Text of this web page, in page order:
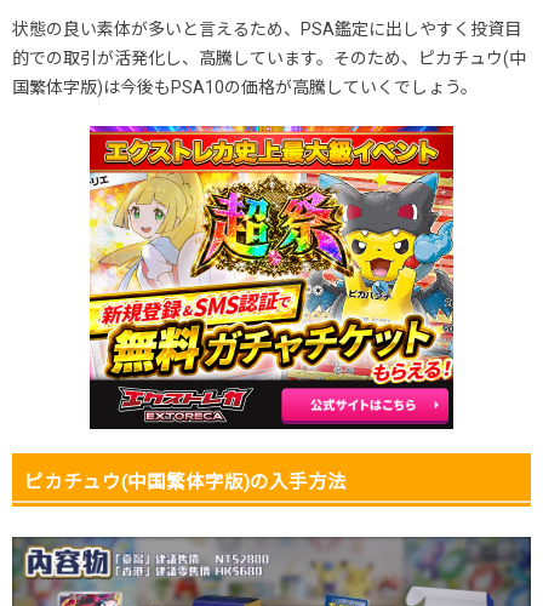
状態の良い素体が多いと言えるため、PSA鑑定に出しやすく投資目
的での取引が活発化し、高騰しています。そのため、ピカチュウ(中
国繁体字版)は今後もPSA10の価格が高騰していくでしょう。
ピカチュウ(中国繁体字版)の入手方法